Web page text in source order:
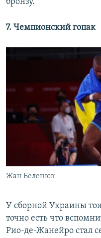
бронзу.
7. Чемпионский гопак
Жан Беленюк
У сборной Украины
точно есть что
Рио-де-Жанейро стал